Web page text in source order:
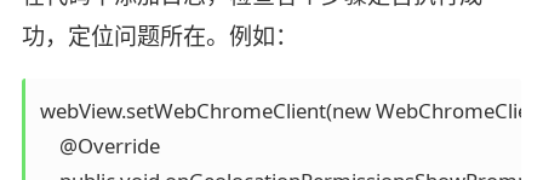
功，定位问题所在。例如：
webView.setWebChromeClient(new
    @Override